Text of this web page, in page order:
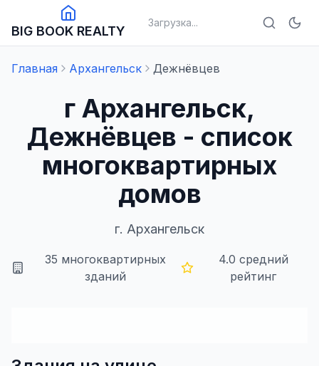
BIG BOOK REALTY
Загрузка...
Главная Архангельск Дежнёвцев
г Архангельск,
Дежнёвцев - список
многоквартирных
домов
г. Архангельск
35 многоквартирных
зданий
4.0 средний
рейтинг